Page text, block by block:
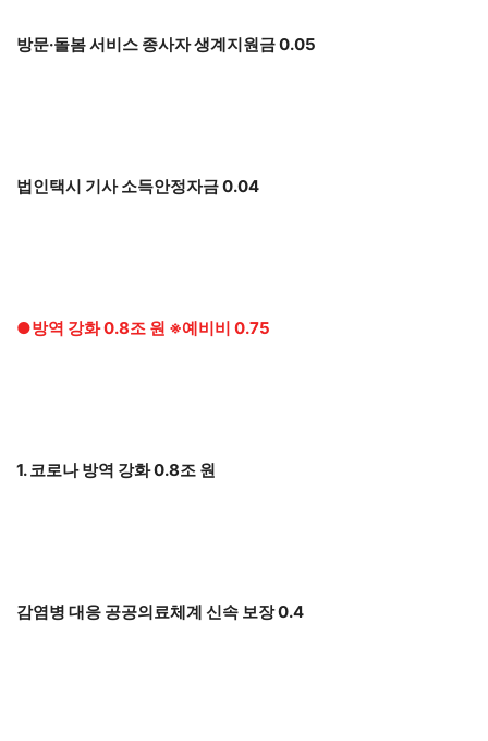
방문·돌봄 서비스 종사자 생계지원금 0.05
법인택시 기사 소득안정자금 0.04
●방역 강화 0.8조 원 ※예비비 0.75
1. 코로나 방역 강화 0.8조 원
감염병 대응 공공의료체계 신속 보장 0.4